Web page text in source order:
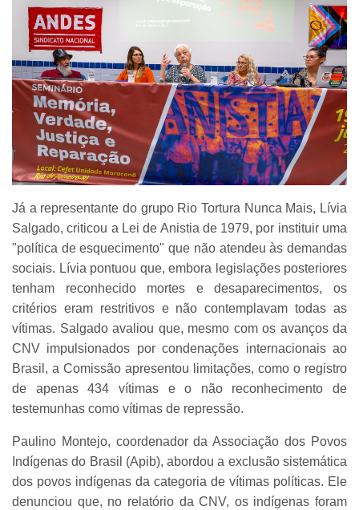
Já a representante do grupo Rio Tortura Nunca Mais, Lívia
Salgado, criticou a Lei de Anistia de 1979, por instituir uma
"política de esquecimento" que não atendeu às demandas
sociais. Lívia pontuou que, embora legislações posteriores
tenham reconhecido mortes e desaparecimentos, os
critérios eram restritivos e não contemplavam todas as
vítimas. Salgado avaliou que, mesmo com os avanços da
CNV impulsionados por condenações internacionais ao
Brasil, a Comissão apresentou limitações, como o registro
de apenas 434 vítimas e o não reconhecimento de
testemunhas como vítimas de repressão.
Paulino Montejo, coordenador da Associação dos Povos
Indígenas do Brasil (Apib), abordou a exclusão sistemática
dos povos indígenas da categoria de vítimas políticas. Ele
denunciou que, no relatório da CNV, os indígenas foram